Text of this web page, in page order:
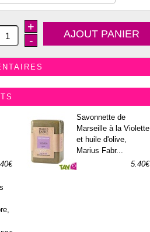
+
-
Savonnette de
Marseille à la Violette
et huile d'olive,
Marius Fabr...
5.40€